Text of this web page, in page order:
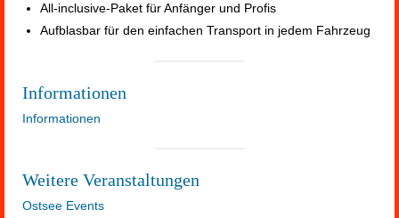
All-inclusive-Paket für Anfänger und Profis
Aufblasbar für den einfachen Transport in jedem Fahrzeug
Informationen
Informationen
Weitere Veranstaltungen
Ostsee Events